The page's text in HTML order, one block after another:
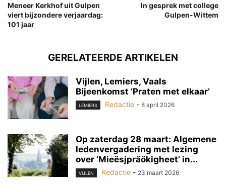
Meneer Kerkhof uit Gulpen
viert bijzondere verjaardag:
101 jaar
In gesprek met college
Gulpen-Wittem
GERELATEERDE ARTIKELEN
Vijlen, Lemiers, Vaals
Bijeenkomst ‘Praten met elkaar’
LEMIERS Redactie - 8 april 2026
Op zaterdag 28 maart: Algemene
ledenvergadering met lezing
over ‘Mieësjpräökigheet’ in...
VIJLEN Redactie - 23 maart 2026